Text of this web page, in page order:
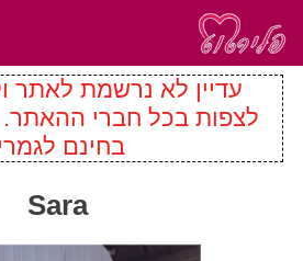
עדיין לא נרשמת לאתר
לצפות בכל חברי ההאתר.
בחינם
Sara